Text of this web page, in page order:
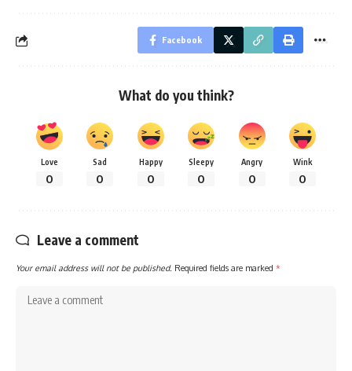
Facebook
What do you think?
Love
0
Sad
0
Happy
0
Sleepy
0
Angry
0
Wink
0
Leave a comment
Your email address will not be published. Required fields are marked *